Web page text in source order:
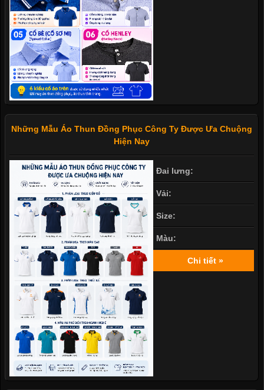
Những Mẫu Áo Thun Đồng Phục Công Ty Được Ưa Chuộng
Hiện Nay
Đai lưng:
Vải:
Size:
Màu:
Chi tiết »